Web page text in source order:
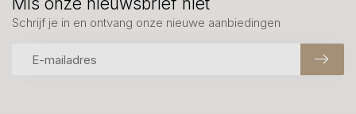
Schrijf je in en ontvang onze nieuwe aanbiedingen